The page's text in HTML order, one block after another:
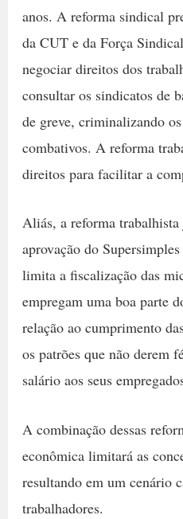
anos. A reforma sindical
da CUT e da Força
negociar direitos dos
consultar os sindicatos de
de greve, criminalizando
combativos. A reforma
direitos para facilitar a
Aliás, a reforma
aprovação do
limita a fiscalização das
empregam uma boa parte
relação ao cumprimento
os patrões que não derem
salário aos seus
A combinação dessas
econômica limitará as
resultando em um cenário
trabalhadores.